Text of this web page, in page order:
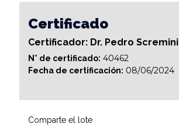
Certificado
Certificador: Dr. Pedro Scremini
N° de certificado: 40462
Fecha de certificación: 08/06/2024
Comparte el lote